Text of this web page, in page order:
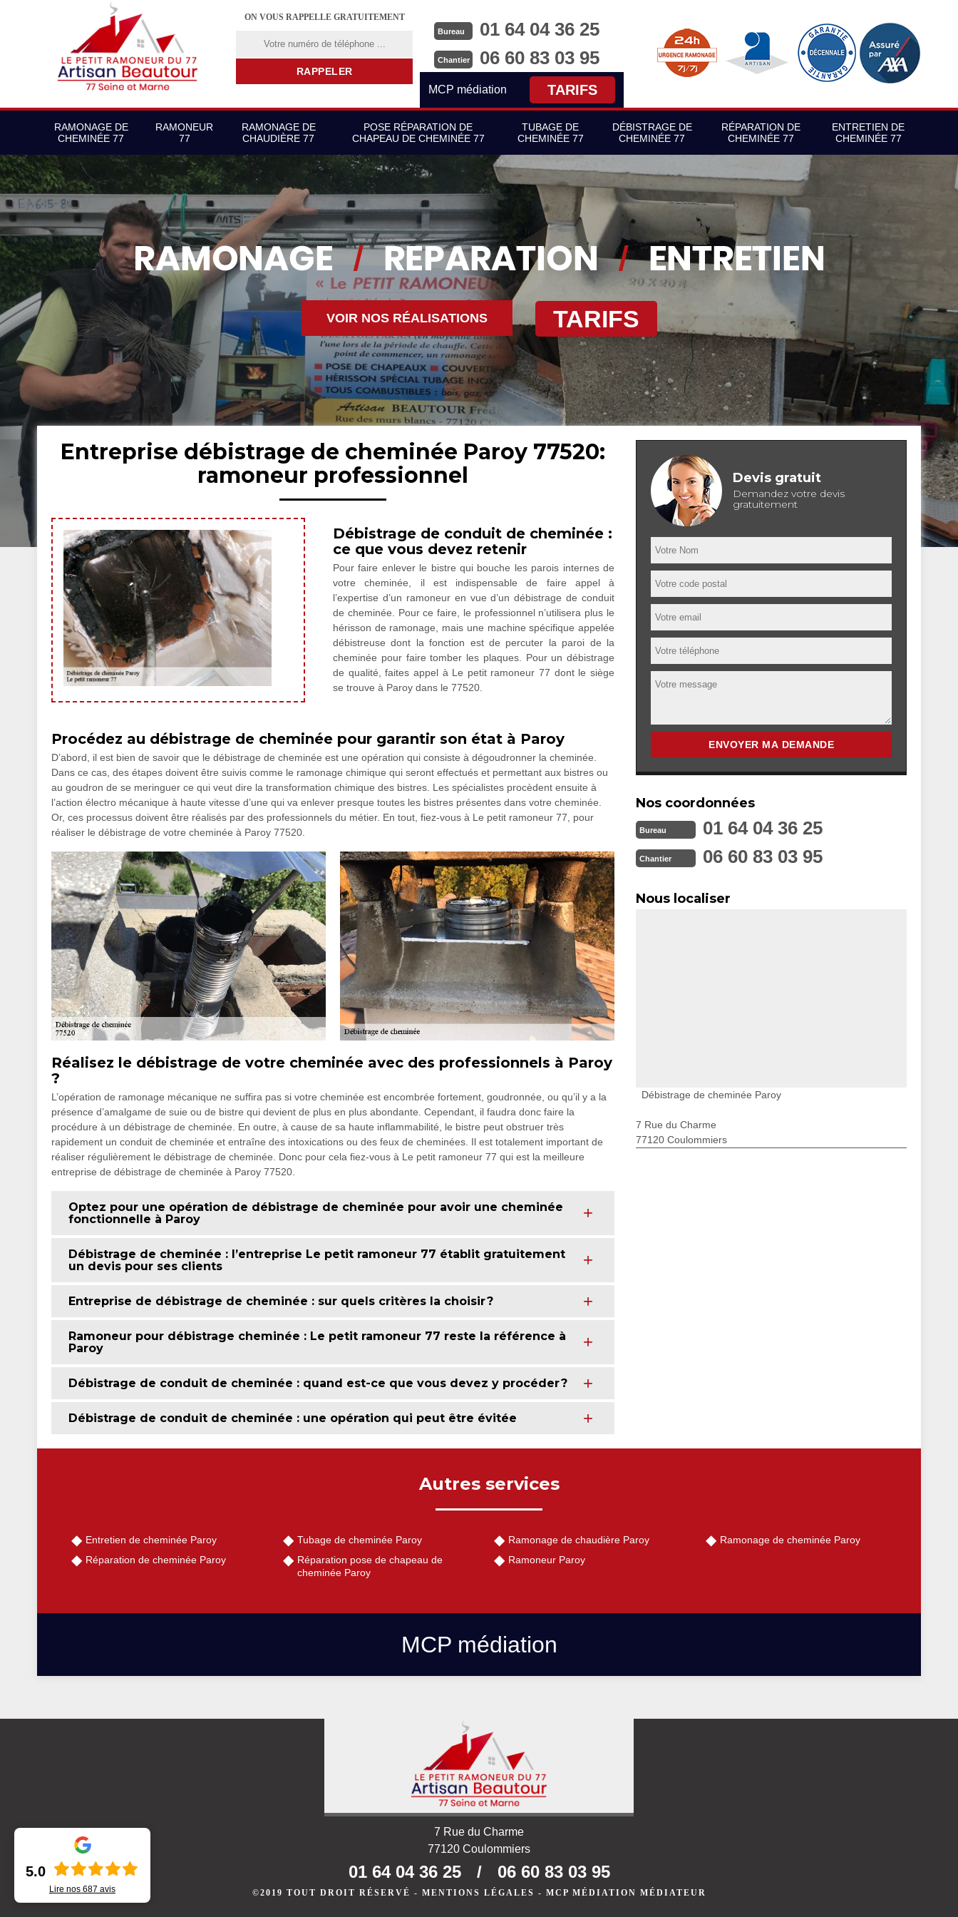
ON VOUS RAPPELLE GRATUITEMENT
Bureau 01 64 04 36 25
Chantier 06 60 83 03 95
MCP médiation TARIFS
RAMONAGE DE
CHEMINÉE 77
RAMONEUR
77
RAMONAGE DE
CHAUDIÈRE 77
POSE RÉPARATION DE
CHAPEAU DE CHEMINÉE 77
TUBAGE DE
CHEMINÉE 77
DÉBISTRAGE DE
CHEMINÉE 77
RÉPARATION DE
CHEMINÉE 77
ENTRETIEN DE
CHEMINÉE 77
VOIR NOS RÉALISATIONS TARIFS
Entreprise débistrage de cheminée Paroy 77520:
ramoneur professionnel
Débistrage de conduit de cheminée :
ce que vous devez retenir
Pour faire enlever le bistre qui bouche les parois internes de
votre cheminée, il est indispensable de faire appel à
l’expertise d’un ramoneur en vue d’un débistrage de conduit
de cheminée. Pour ce faire, le professionnel n’utilisera plus le
hérisson de ramonage, mais une machine spécifique appelée
débistreuse dont la fonction est de percuter la paroi de la
cheminée pour faire tomber les plaques. Pour un débistrage
de qualité, faites appel à Le petit ramoneur 77 dont le siège
se trouve à Paroy dans le 77520.
Procédez au débistrage de cheminée pour garantir son état à Paroy
D’abord, il est bien de savoir que le débistrage de cheminée est une opération qui consiste à dégoudronner la cheminée.
Dans ce cas, des étapes doivent être suivis comme le ramonage chimique qui seront effectués et permettant aux bistres ou
au goudron de se meringuer ce qui veut dire la transformation chimique des bistres. Les spécialistes procèdent ensuite à
l’action électro mécanique à haute vitesse d’une qui va enlever presque toutes les bistres présentes dans votre cheminée.
Or, ces processus doivent être réalisés par des professionnels du métier. En tout, fiez-vous à Le petit ramoneur 77, pour
réaliser le débistrage de votre cheminée à Paroy 77520.
Réalisez le débistrage de votre cheminée avec des professionnels à Paroy
?
L’opération de ramonage mécanique ne suffira pas si votre cheminée est encombrée fortement, goudronnée, ou qu’il y a la
présence d’amalgame de suie ou de bistre qui devient de plus en plus abondante. Cependant, il faudra donc faire la
procédure à un débistrage de cheminée. En outre, à cause de sa haute inflammabilité, le bistre peut obstruer très
rapidement un conduit de cheminée et entraîne des intoxications ou des feux de cheminées. Il est totalement important de
réaliser régulièrement le débistrage de cheminée. Donc pour cela fiez-vous à Le petit ramoneur 77 qui est la meilleure
entreprise de débistrage de cheminée à Paroy 77520.
Optez pour une opération de débistrage de cheminée pour avoir une cheminée
fonctionnelle à Paroy
Débistrage de cheminée : l’entreprise Le petit ramoneur 77 établit gratuitement
un devis pour ses clients
Entreprise de débistrage de cheminée : sur quels critères la choisir ?
Ramoneur pour débistrage cheminée : Le petit ramoneur 77 reste la référence à
Paroy
Débistrage de conduit de cheminée : quand est-ce que vous devez y procéder ?
Débistrage de conduit de cheminée : une opération qui peut être évitée
Devis gratuit
Demandez votre devis
gratuitement
Nos coordonnées
Bureau 01 64 04 36 25
Chantier 06 60 83 03 95
Nous localiser
Débistrage de cheminée Paroy
7 Rue du Charme
77120 Coulommiers
Autres services
Entretien de cheminée Paroy
Réparation de cheminée Paroy
Tubage de cheminée Paroy
Réparation pose de chapeau de
cheminée Paroy
Ramonage de chaudière Paroy
Ramoneur Paroy
Ramonage de cheminée Paroy
MCP médiation
7 Rue du Charme
77120 Coulommiers
01 64 04 36 25 / 06 60 83 03 95
©2019 TOUT DROIT RÉSERVÉ - MENTIONS LÉGALES - MCP MÉDIATION MÉDIATEUR
5.0
Lire nos 687 avis